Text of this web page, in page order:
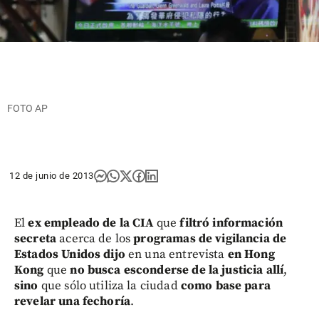
FOTO AP
12 de junio de 2013
Elex empleado de la CIAquefiltró información
secretaacerca de losprogramas de vigilancia de
Estados Unidosdijo en una entrevista en Hong
Kong queno busca esconderse de la justicia allí,
sino que sólo utiliza la ciudadcomo base para
revelar una fechoría.